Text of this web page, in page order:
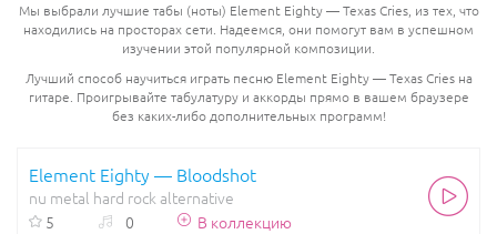
Мы выбрали лучшие табы (ноты) Element Eighty — Texas Cries, из тех, что
находились на просторах сети. Надеемся, они помогут вам в успешном
изучении этой популярной композиции.
Лучший способ научиться играть песню Element Eighty — Texas Cries на
гитаре. Проигрывайте табулатуру и аккорды прямо в вашем браузере
без каких-либо дополнительных программ!
Element Eighty — Bloodshot
nu metal hard rock alternative
5
0 В коллекцию